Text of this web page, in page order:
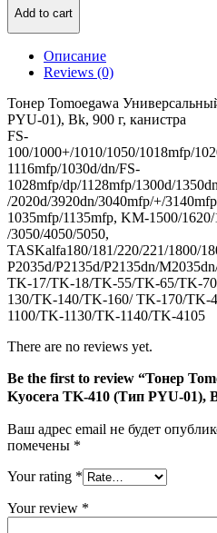
Универсальный
TK-
PYU-
01),
Bk,
900
г,
канистра
Add to cart
Описание
Reviews (0)
Тонер Tomoegawa
PYU-01), Bk, 900 г, канистра
FS-
100/1000+/1010/1050/1018mfp/
1116mfp/1030d/dn/FS-
1028mfp/dp/1128mfp/1300d/
/2020d/3920dn/3040mfp/+/
1035mfp/1135mfp, KM-1500/
/3050/4050/5050,
TASKalfa180/181/220/221/1800/
P2035d/P2135d/P2135dn/
TK-17/TK-18/TK-55/TK-65/TK-
130/TK-140/TK-160/ TK-170/
1100/TK-1130/TK-1140/TK-4105
There are no reviews yet.
Be the first to review “Тонер
Kyocera TK-410 (Тип PYU-01),
Ваш адрес email не будет
помечены *
Your rating *
Your review *